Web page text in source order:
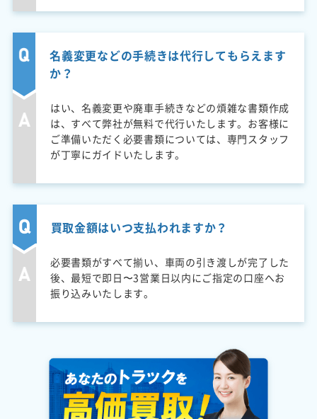
名義変更などの手続きは代行してもらえます
か？
はい、名義変更や廃車手続きなどの煩雑な書類作成
は、すべて弊社が無料で代行いたします。お客様に
ご準備いただく必要書類については、専門スタッフ
が丁寧にガイドいたします。
買取金額はいつ支払われますか？
必要書類がすべて揃い、車両の引き渡しが完了した
後、最短で即日〜3営業日以内にご指定の口座へお
振り込みいたします。